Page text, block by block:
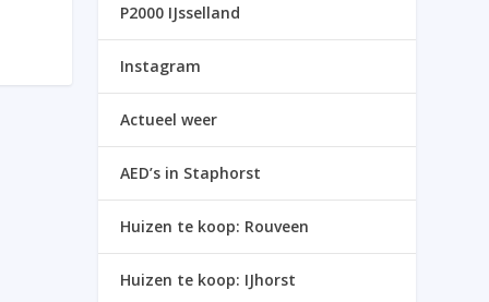
P2000 IJsselland
Instagram
Actueel weer
AED’s in Staphorst
Huizen te koop: Rouveen
Huizen te koop: IJhorst